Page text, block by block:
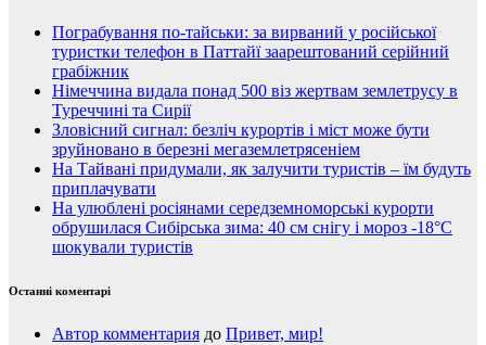
Пограбування по-тайськи: за вирваний у російської
туристки телефон в Паттайї заарештований серійний
грабіжник
Німеччина видала понад 500 віз жертвам землетрусу в
Туреччині та Сирії
Зловісний сигнал: безліч курортів і міст може бути
зруйновано в березні мегаземлетрясеніем
На Тайвані придумали, як залучити туристів – їм будуть
приплачувати
На улюблені росіянами середземноморські курорти
обрушилася Сибірська зима: 40 см снігу і мороз -18°C
шокували туристів
Останні коментарі
Автор комментария до Привет, мир!